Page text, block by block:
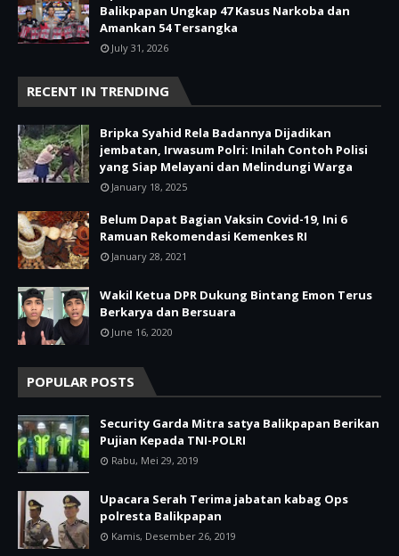
Balikpapan Ungkap 47 Kasus Narkoba dan
Amankan 54 Tersangka
July 31, 2026
RECENT IN TRENDING
Bripka Syahid Rela Badannya Dijadikan
jembatan, Irwasum Polri: Inilah Contoh Polisi
yang Siap Melayani dan Melindungi Warga
January 18, 2025
Belum Dapat Bagian Vaksin Covid-19, Ini 6
Ramuan Rekomendasi Kemenkes RI
January 28, 2021
Wakil Ketua DPR Dukung Bintang Emon Terus
Berkarya dan Bersuara
June 16, 2020
POPULAR POSTS
Security Garda Mitra satya Balikpapan Berikan
Pujian Kepada TNI-POLRI
Rabu, Mei 29, 2019
Upacara Serah Terima jabatan kabag Ops
polresta Balikpapan
Kamis, Desember 26, 2019